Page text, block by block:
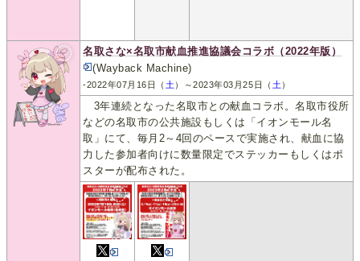
名取さな×名取市献血推進協議会コラボ（2022年版）
(Wayback Machine)
-2022年07月16日（ 土 ）～2023年03月25日（ 土 ）
3年連続となった名取市との献血コラボ。名取市役所
などの名取市の公共施設もしくは「イオンモール名
取」にて、毎月2～4回のペースで実施され、献血に協
力した参加者向けに数量限定でステッカーもしくはポ
スターが配布された。